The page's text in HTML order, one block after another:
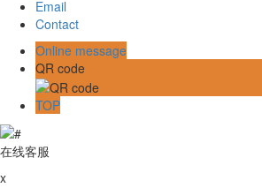
Email
Contact
Online message
QR code
TOP
在线客服
x